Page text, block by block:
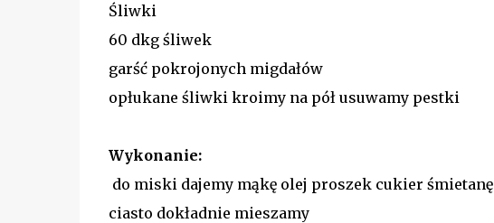
Śliwki
60 dkg śliwek
garść pokrojonych migdałów
opłukane śliwki kroimy na pół usuwamy pestki
Wykonanie:
do miski dajemy mąkę olej proszek cukier śmietanę
ciasto dokładnie mieszamy